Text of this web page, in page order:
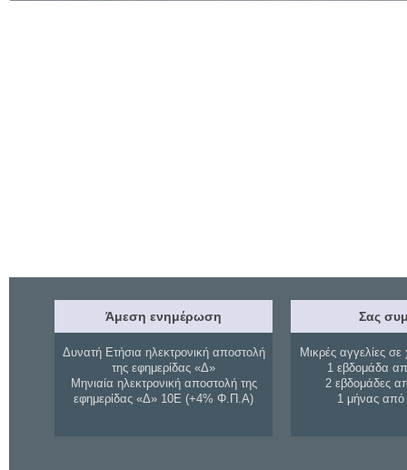
Άμεση ενημέρωση
Δυνατή Ετήσια ηλεκτρονική αποστολή
της εφημερίδας «Δ»
Μηνιαία ηλεκτρονική αποστολή της
εφημερίδας «Δ» 10Ε (+4% Φ.Π.Α)
Σας
Μικρές αγγελίες σε
1 εβδομάδα
2 εβδομάδες
1 μήνας